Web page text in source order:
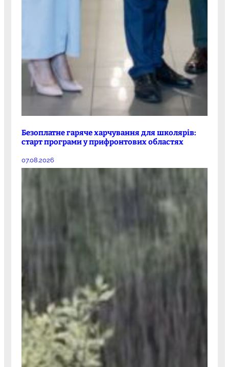
Безоплатне гаряче харчування для школярів:
старт програми у прифронтових областях
07.08.2026